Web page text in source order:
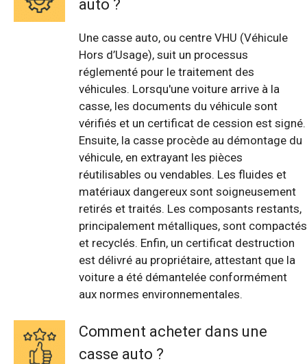
auto ?
Une casse auto, ou centre VHU (Véhicule
Hors d’Usage), suit un processus
réglementé pour le traitement des
véhicules. Lorsqu'une voiture arrive à la
casse, les documents du véhicule sont
vérifiés et un certificat de cession est signé.
Ensuite, la casse procède au démontage du
véhicule, en extrayant les pièces
réutilisables ou vendables. Les fluides et
matériaux dangereux sont soigneusement
retirés et traités. Les composants restants,
principalement métalliques, sont compactés
et recyclés. Enfin, un certificat destruction
est délivré au propriétaire, attestant que la
voiture a été démantelée conformément
aux normes environnementales.
Comment acheter dans une
casse auto ?